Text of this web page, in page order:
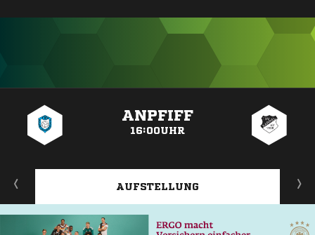
ANPFIFF
16:00UHR
AUFSTELLUNG